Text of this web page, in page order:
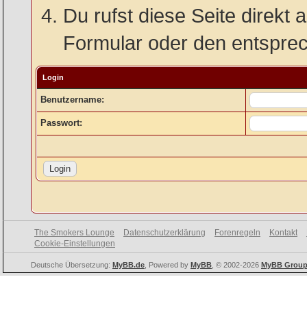
Du rufst diese Seite direkt
Formular oder den
Login
Benutzername:
Passwort:
The Smokers Lounge Datenschutzerklärung Forenregeln Kontakt
Cookie-Einstellungen
Deutsche Übersetzung: MyBB.de , Powered by MyBB , © 2002-2026 MyBB Group